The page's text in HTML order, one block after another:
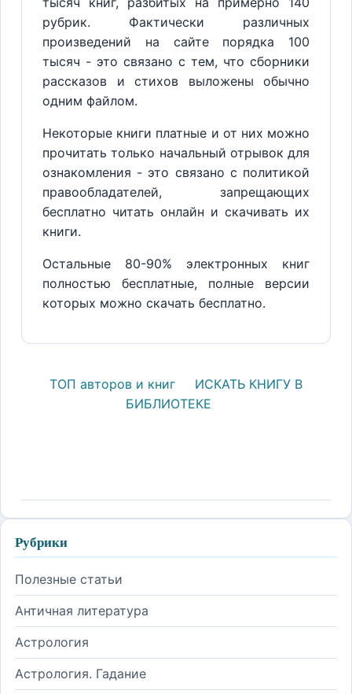
рубрик. Фактически различных
произведений на сайте порядка 100
тысяч - это связано с тем, что сборники
рассказов и стихов выложены обычно
одним файлом.
Некоторые книги платные и от них можно
прочитать только начальный отрывок для
ознакомления - это связано с политикой
правообладателей, запрещающих
бесплатно читать онлайн и скачивать их
книги.
Остальные 80-90% электронных книг
полностью бесплатные, полные версии
которых можно скачать бесплатно.
ТОП авторов и книг
ИСКАТЬ КНИГУ В
БИБЛИОТЕКЕ
Рубрики
Полезные статьи
Античная литература
Астрология
Астрология. Гадание